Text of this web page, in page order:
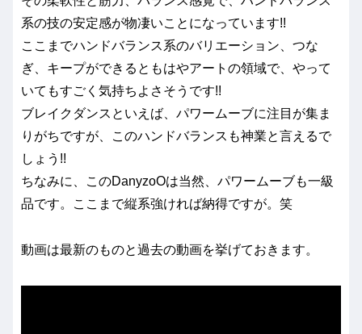
系の技の安定感が物凄いことになっています!!
ここまでハンドバランス系のバリエーション、つな
ぎ、キープができるともはやアートの領域で、やって
いてもすごく気持ちよさそうです!!
ブレイクダンスといえば、パワームーブに注目が集ま
りがちですが、このハンドバランスも神業と言えるで
しょう!!
ちなみに、このDanyzoOは当然、パワームーブも一級
品です。ここまで縦系強ければ納得ですが。笑
動画は最新のものと過去の動画を挙げておきます。